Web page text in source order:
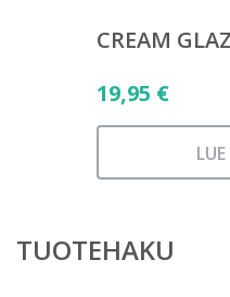
CREAM
19,95 €
TUOTEHAKU